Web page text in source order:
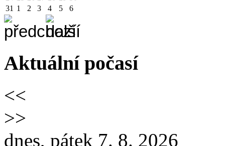
31 1 2 3 4 5 6
Aktuální počasí
<<
>>
dnes, pátek 7. 8. 2026